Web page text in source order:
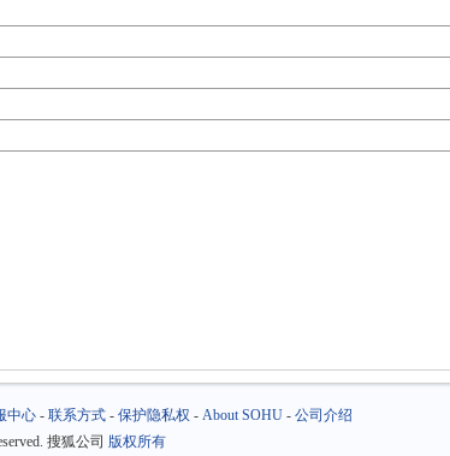
中心- 联系方式- 保护隐私权 - About SOHU- 公司介绍
搜狐公司 版权所有